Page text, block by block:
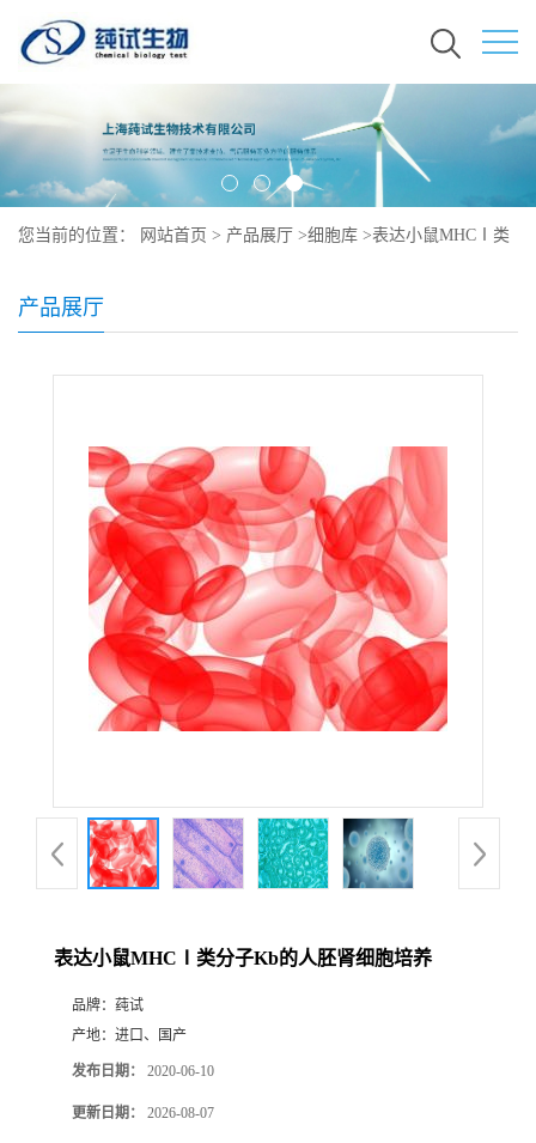
您当前的位置： 网站首页 > 产品展厅 >细胞库 >表达小鼠MHCⅠ类
产品展厅
表达小鼠MHCⅠ类分子Kb的人胚肾细胞培养
品牌： 莼试
产地： 进口、国产
发布日期： 2020-06-10
更新日期： 2026-08-07